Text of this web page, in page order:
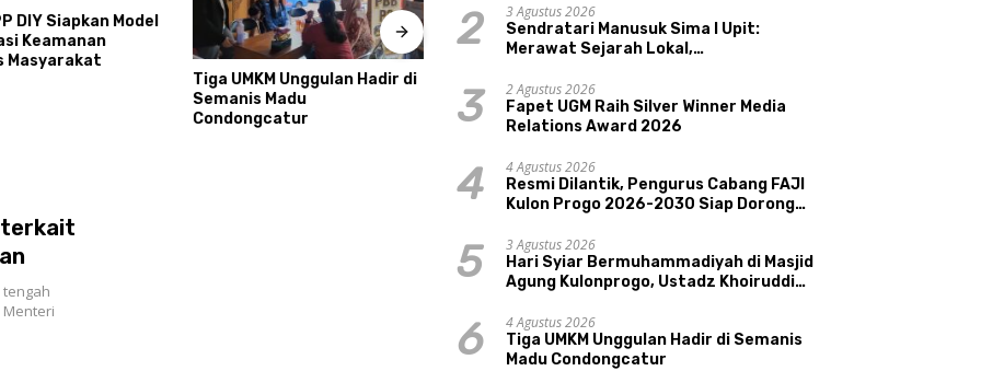
Perkuat Akurasi Data dan
Ketepatan Sasaran Bansos,
Kalurahan Condongcatur
Tingkatkan Kapasitas 30
Cabang FAJI Kulon Progo
2026-2030 Siap Dorong
Prestasi dan Sektor Sport
Memperkenalkan Potensi
terkait
tengah
Kepamongan DIY
2
3 Agustus 2026
Sendratari Manusuk Sima I Upit:
Merawat Sejarah Lokal,
Pariwisata, dan Ekologi Klaten
3
2 Agustus 2026
Fapet UGM Raih Silver Winner Media
Relations Award 2026
4
4 Agustus 2026
Resmi Dilantik, Pengurus Cabang FAJI
Kulon Progo 2026-2030 Siap Dorong
Sungai Progo
5
3 Agustus 2026
Hari Syiar Bermuhammadiyah di Masjid
Agung Kulonprogo, Ustadz Khoiruddin
Sakinah Adalah Agama
6
4 Agustus 2026
Tiga UMKM Unggulan Hadir di Semanis
Madu Condongcatur